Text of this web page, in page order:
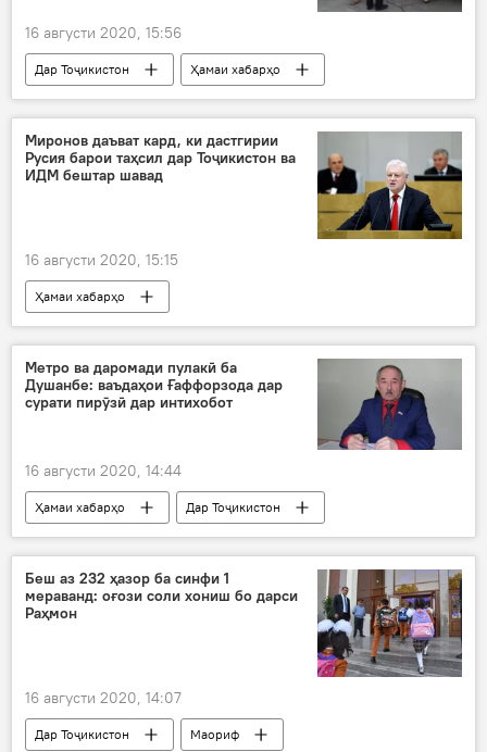
16 августи 2020, 15:56
Дар Тоҷикистон
Ҳамаи хабарҳо
Муҳоҷират
Миронов даъват кард, ки дастгирии
Русия барои таҳсил дар Тоҷикистон ва
ИДМ бештар шавад
16 августи 2020, 15:15
Ҳамаи хабарҳо
Рӯйдод, ҷиноят ва ҳолатҳои фавқулода
Дар ҷаҳон
Сергей Миронов
ИДМ
Дар Тоҷикистон
Дар Русия
Метро ва даромади пулакӣ ба
Душанбе: ваъдаҳои Ғаффорзода дар
сурати пирӯзӣ дар интихобот
16 августи 2020, 14:44
Ҳамаи хабарҳо
Дар Тоҷикистон
интихобот
Эмомалӣ Раҳмон
Беш аз 232 ҳазор ба синфи 1
мераванд: оғози соли хониш бо дарси
Раҳмон
16 августи 2020, 14:07
Дар Тоҷикистон Маориф